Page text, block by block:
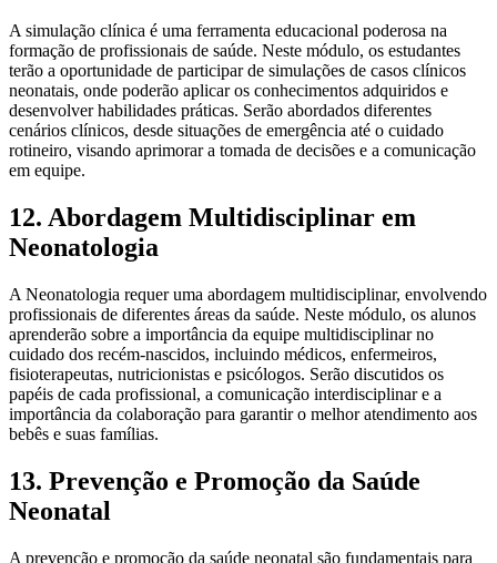
A simulação clínica é uma ferramenta educacional poderosa na
formação de profissionais de saúde. Neste módulo, os estudantes
terão a oportunidade de participar de simulações de casos clínicos
neonatais, onde poderão aplicar os conhecimentos adquiridos e
desenvolver habilidades práticas. Serão abordados diferentes
cenários clínicos, desde situações de emergência até o cuidado
rotineiro, visando aprimorar a tomada de decisões e a comunicação
em equipe.
12. Abordagem Multidisciplinar em
Neonatologia
A Neonatologia requer uma abordagem multidisciplinar, envolvendo
profissionais de diferentes áreas da saúde. Neste módulo, os alunos
aprenderão sobre a importância da equipe multidisciplinar no
cuidado dos recém-nascidos, incluindo médicos, enfermeiros,
fisioterapeutas, nutricionistas e psicólogos. Serão discutidos os
papéis de cada profissional, a comunicação interdisciplinar e a
importância da colaboração para garantir o melhor atendimento aos
bebês e suas famílias.
13. Prevenção e Promoção da Saúde
Neonatal
A prevenção e promoção da saúde neonatal são fundamentais para